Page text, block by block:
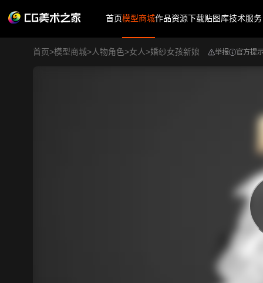
首页模型商城作品资源下载贴图库技术服务
首页>模型商城>人物角色>女人>婚纱女孩新娘 举报 官方提